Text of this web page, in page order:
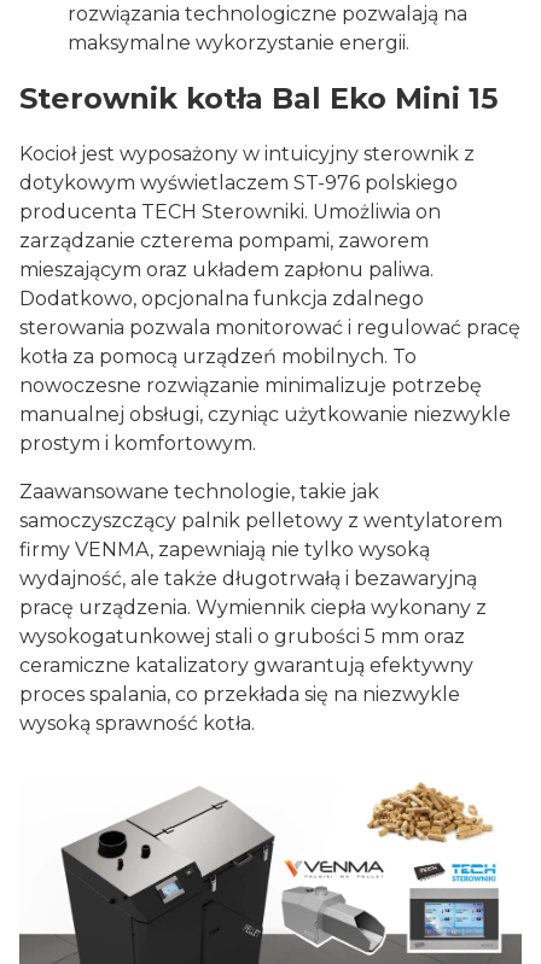
rozwiązania technologiczne pozwalają na
maksymalne wykorzystanie energii.
Sterownik kotła Bal Eko Mini 15
Kocioł jest wyposażony w intuicyjny sterownik z
dotykowym wyświetlaczem ST-976 polskiego
producenta TECH Sterowniki. Umożliwia on
zarządzanie czterema pompami, zaworem
mieszającym oraz układem zapłonu paliwa.
Dodatkowo, opcjonalna funkcja zdalnego
sterowania pozwala monitorować i regulować pracę
kotła za pomocą urządzeń mobilnych. To
nowoczesne rozwiązanie minimalizuje potrzebę
manualnej obsługi, czyniąc użytkowanie niezwykle
prostym i komfortowym.
Zaawansowane technologie, takie jak
samoczyszczący palnik pelletowy z wentylatorem
firmy VENMA, zapewniają nie tylko wysoką
wydajność, ale także długotrwałą i bezawaryjną
pracę urządzenia. Wymiennik ciepła wykonany z
wysokogatunkowej stali o grubości 5 mm oraz
ceramiczne katalizatory gwarantują efektywny
proces spalania, co przekłada się na niezwykle
wysoką sprawność kotła.